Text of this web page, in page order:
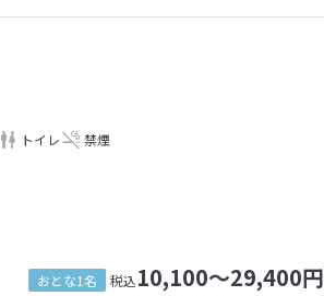
トイレ 禁煙
おとな1名 税込10,100～29,400円